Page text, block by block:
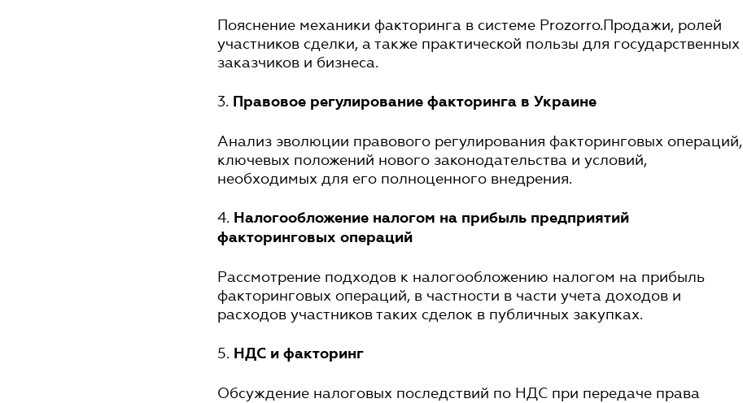
Пояснение механики факторинга в системе Prozorro.Продажи, ролей
участников сделки, а также практической пользы для государственных
заказчиков и бизнеса.
3. Правовое регулирование факторинга в Украине
Анализ эволюции правового регулирования факторинговых операций,
ключевых положений нового законодательства и условий,
необходимых для его полноценного внедрения.
4. Налогообложение налогом на прибыль предприятий
факторинговых операций
Рассмотрение подходов к налогообложению налогом на прибыль
факторинговых операций, в частности в части учета доходов и
расходов участников таких сделок в публичных закупках.
5. НДС и факторинг
Обсуждение налоговых последствий по НДС при передаче права